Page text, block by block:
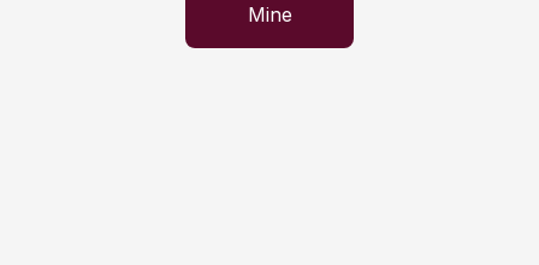
Mine